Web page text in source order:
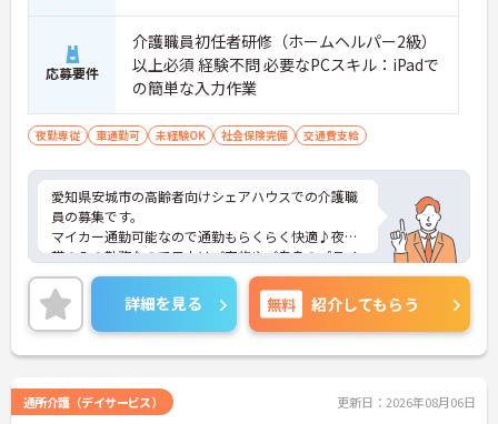
応募要件
介護職員初任者研修（ホームヘルパー2級）
以上必須 経験不問 必要なPCスキル：iPadで
の簡単な入力作業
夜勤専従 車通勤可 未経験OK 社会保険完備 交通費支給
愛知県安城市の高齢者向けシェアハウスでの介護職
員の募集です。
マイカー通勤可能なので通勤もらくらく快適♪夜間
帯のみの勤務なので日中はご家族やご自身のプライ
ベートの時間にあてることができます。
ご興味のある方は、面接のポイントをお伝えします
のでお気軽にお問い合せください。
詳細を見る 無料 紹介してもらう
通所介護（デイサービス） 更新日：2026年08月06日